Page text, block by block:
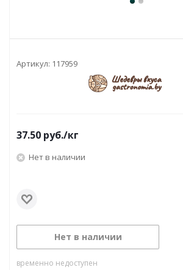
Артикул: 117959
37.50 руб./кг
Нет в наличии
Нет в наличии
временно недоступен